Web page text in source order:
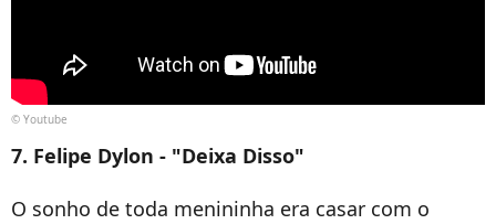
© Youtube
7. Felipe Dylon - "Deixa Disso"
O sonho de toda menininha era casar com o